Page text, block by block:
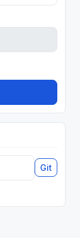
Git